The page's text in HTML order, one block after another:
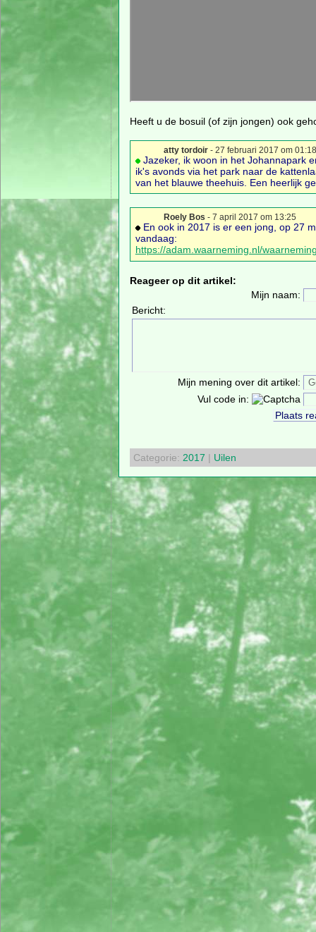
Heeft u de bosuil (of zijn jongen) ook
atty tordoir- 27 februari 2017 om 01:18
Jazeker, ik woon in het Johannapark
ik's avonds via het park naar de
van het blauwe theehuis. Een heerlijk
Roely Bos - 7 april 2017 om 13:25
En ook in 2017 is er een jong, op 27
vandaag:
https://adam.waarneming.nl/
Reageer op dit artikel:
Mijn naam:
Bericht:
Mijn mening over dit artikel:
Vul code in:
Categorie: 2017 | Uilen